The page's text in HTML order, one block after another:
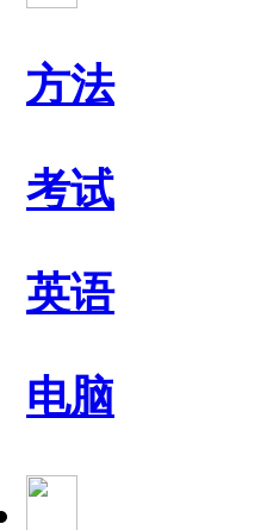
方法
考试
英语
电脑